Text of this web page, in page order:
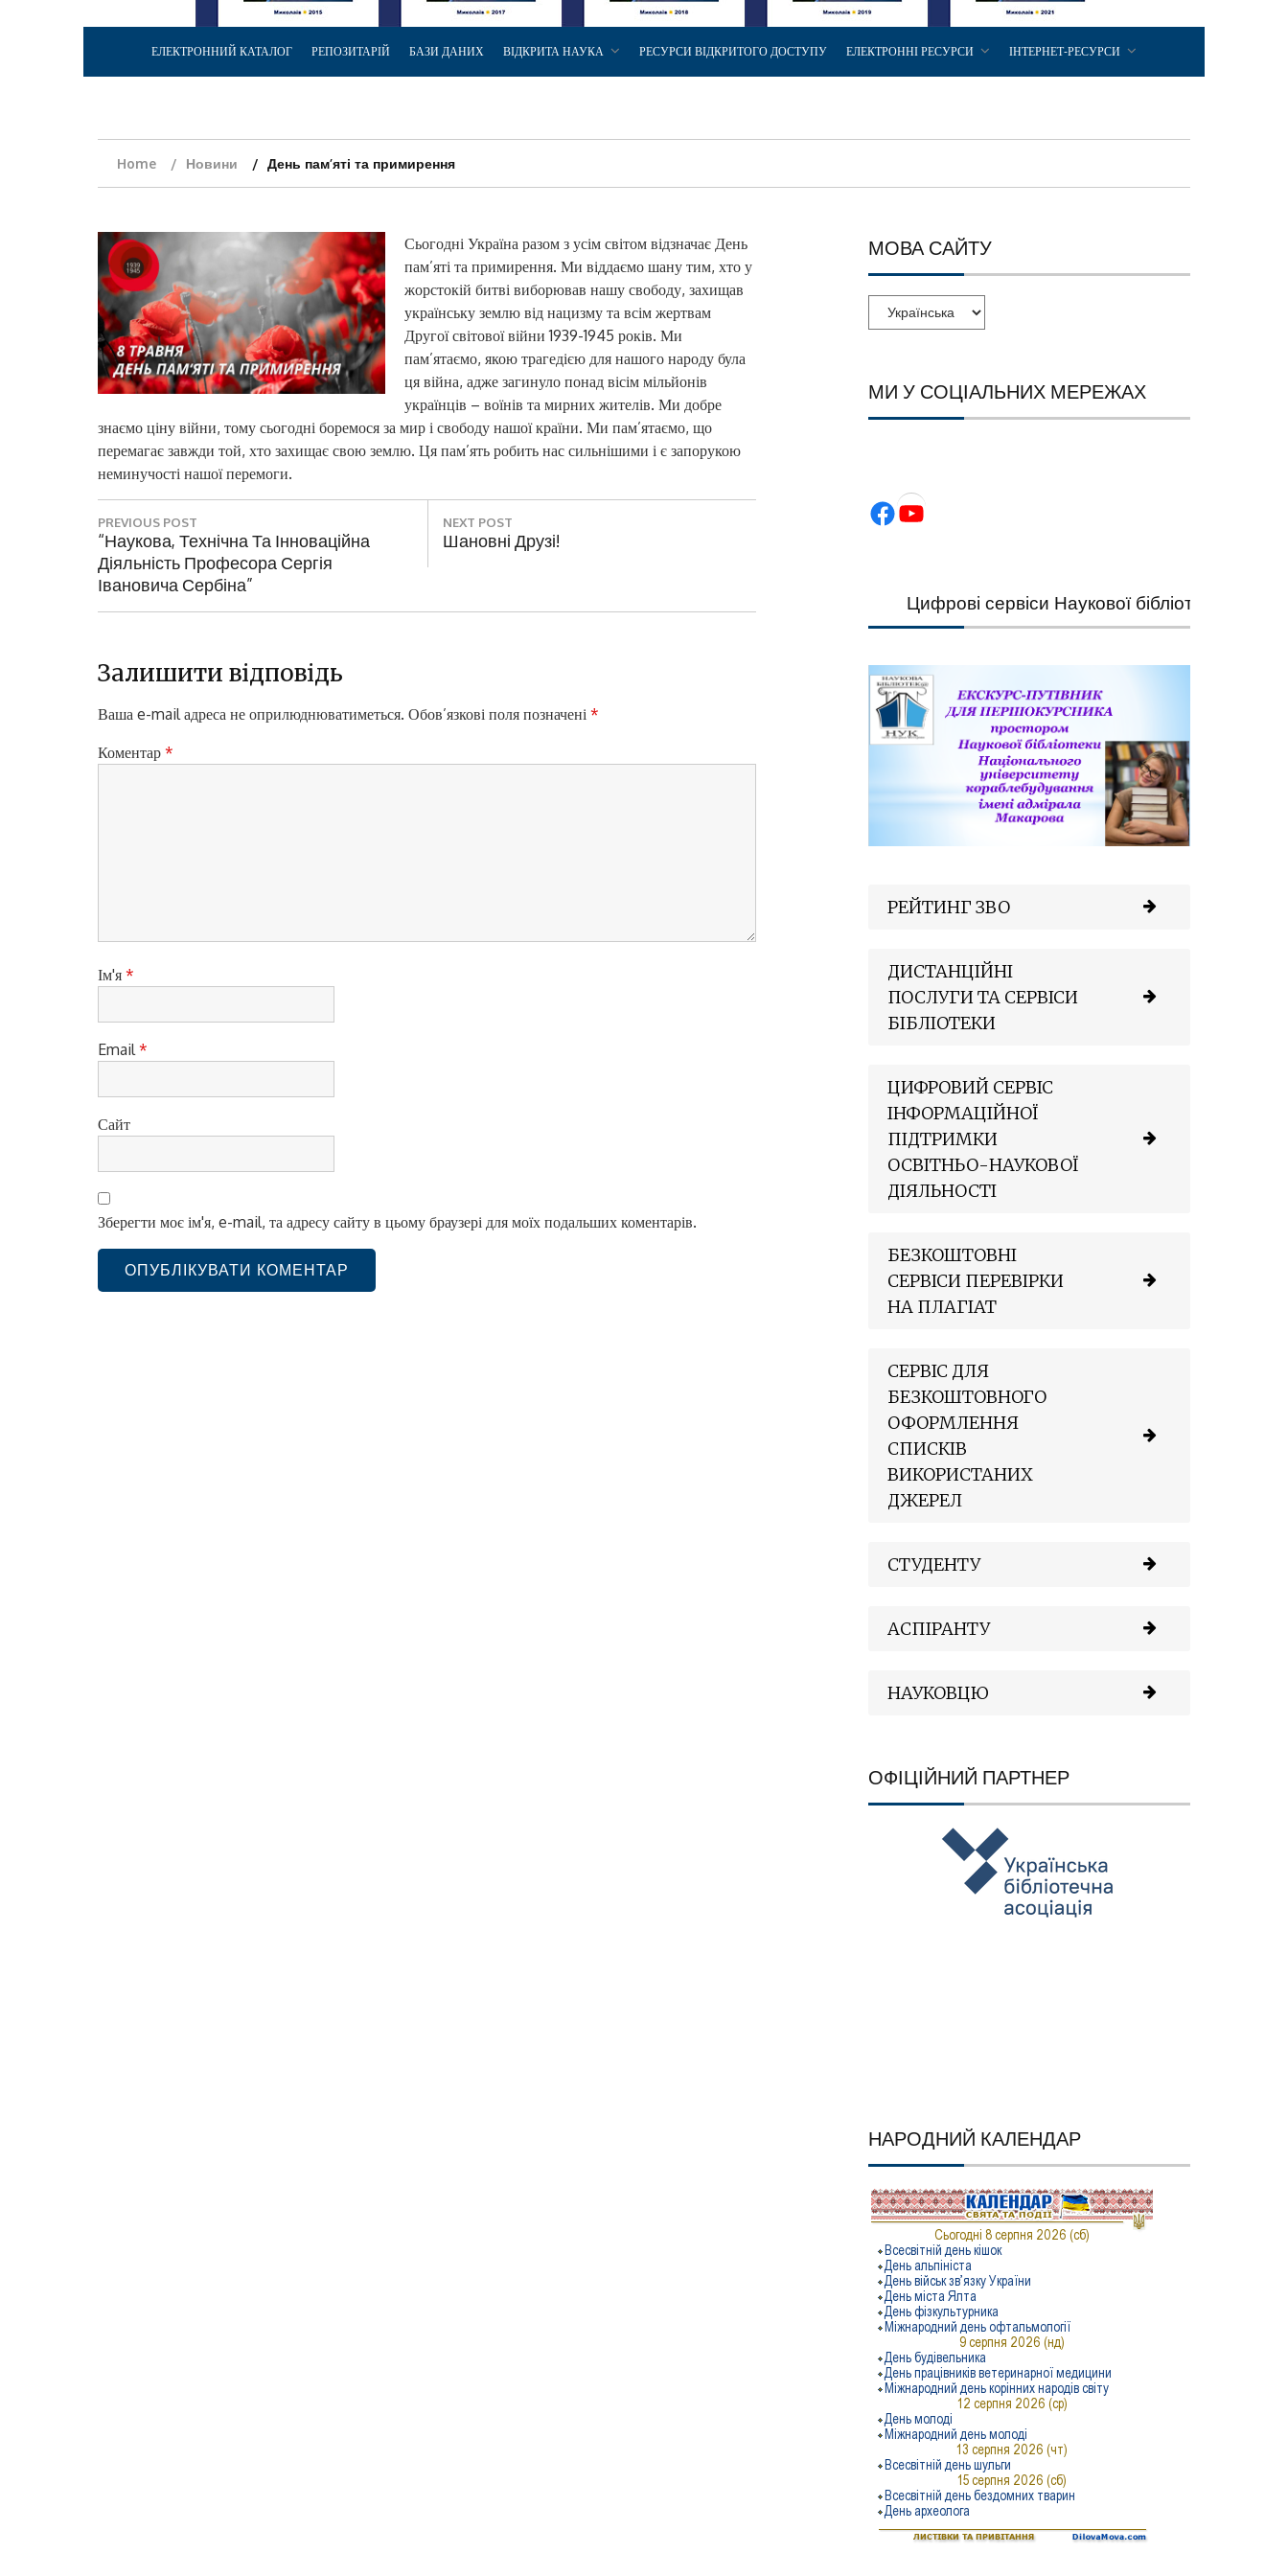
ЕЛЕКТРОННИЙ КАТАЛОГ РЕПОЗИТАРІЙ БАЗИ ДАНИХ ВІДКРИТА НАУКА РЕСУРСИ ВІДКРИТОГО ДОСТУПУ ЕЛЕКТРОННІ РЕСУРСИ ІНТЕРНЕТ-РЕСУРСИ
Home Новини День пам’яті та примирення
Сьогодні Україна разом з усім світом відзначає День
пам’яті та примирення. Ми віддаємо шану тим, хто у
жорстокій битві виборював нашу свободу, захищав
українську землю від нацизму та всім жертвам
Другої світової війни 1939-1945 років. Ми
пам’ятаємо, якою трагедією для нашого народу була
ця війна, адже загинуло понад вісім мільйонів
українців – воїнів та мирних жителів. Ми добре
знаємо ціну війни, тому сьогодні боремося за мир і свободу нашої країни. Ми пам’ятаємо, що
перемагає завжди той, хто захищає свою землю. Ця пам’ять робить нас сильнішими і є запорукою
неминучості нашої перемоги.
Н
а
в
і
а
ц
я
в
PREVIOUS POST
P
R
E
U
S
P
S
T
“Наукова, Технічна Та Інноваційна
Діяльність Професора Сергія
Івановича Сербіна”
NEXT POST
N
:
Шановні Друзі!
Залишити відповідь
Ваша e-mail адреса не оприлюднюватиметься. Обов’язкові поля позначені *
Коментар *
Ім'я *
Email*
Сайт
Зберегти моє ім'я, e-mail, та адресу сайту в цьому браузері для моїх подальших коментарів.
МОВА САЙТУ
МИ У СОЦІАЛЬНИХ МЕРЕЖАХ
Facebook YouTube
Цифрові сервіси Наукової бібліотеки НУК —
РЕЙТИНГ ЗВО
ДИСТАНЦІЙНІ
ПОСЛУГИ ТА СЕРВІСИ
БІБЛІОТЕКИ
ЦИФРОВИЙ СЕРВІС
ІНФОРМАЦІЙНОЇ
ПІДТРИМКИ
ОСВІТНЬО-НАУКОВОЇ
ДІЯЛЬНОСТІ
БЕЗКОШТОВНІ
СЕРВІСИ ПЕРЕВІРКИ
НА ПЛАГІАТ
СЕРВІС ДЛЯ
БЕЗКОШТОВНОГО
ОФОРМЛЕННЯ
СПИСКІВ
ВИКОРИСТАНИХ
ДЖЕРЕЛ
СТУДЕНТУ
АСПІРАНТУ
НАУКОВЦЮ
ОФІЦІЙНИЙ ПАРТНЕР
НАРОДНИЙ КАЛЕНДАР